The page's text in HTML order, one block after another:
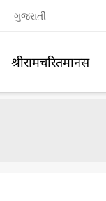
ગુજરાતી
श्रीरामचरितमानस